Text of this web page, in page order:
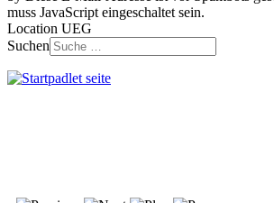
muss JavaScript eingeschaltet sein.
Location UEG
Suchen